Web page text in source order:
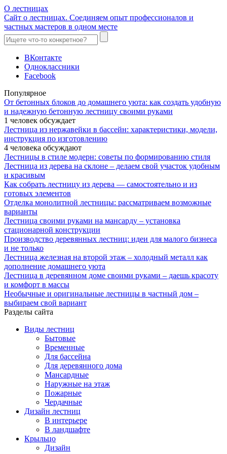
О лестницах
Сайт о лестницах. Соединяем опыт профессионалов и
частных мастеров в одном месте
ВКонтакте
Одноклассники
Facebook
Популярное
От бетонных блоков до домашнего уюта: как создать удобную
и надежную бетонную лестницу своими руками
1 человек обсуждает
Лестница из нержавейки в бассейн: характеристики, модели,
инструкция по изготовлению
4 человека обсуждают
Лестницы в стиле модерн: советы по формированию стиля
Лестница из дерева на склоне – делаем свой участок удобным
и красивым
Как собрать лестницу из дерева — самостоятельно и из
готовых элементов
Отделка монолитной лестницы: рассматриваем возможные
варианты
Лестница своими руками на мансарду – установка
стационарной конструкции
Производство деревянных лестниц: идеи для малого бизнеса
и не только
Лестница железная на второй этаж – холодный металл как
дополнение домашнего уюта
Лестница в деревянном доме своими руками – даешь красоту
и комфорт в массы
Необычные и оригинальные лестницы в частный дом –
выбираем свой вариант
Разделы сайта
Виды лестниц
Бытовые
Временные
Для бассейна
Для деревянного дома
Мансардные
Наружные на этаж
Пожарные
Чердачные
Дизайн лестниц
В интерьере
В ландшафте
Крыльцо
Дизайн